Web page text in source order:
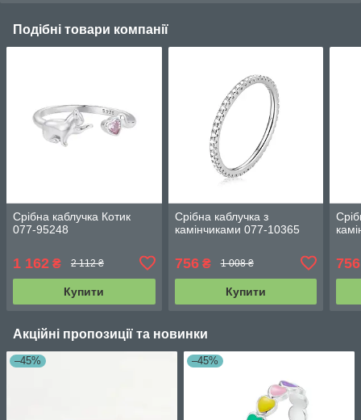
Подібні товари компанії
Срібна каблучка Котик
077-95248
1 162 ₴ 2 112 ₴
Купити
Срібна каблучка з
камінчиками 077-10365
756₴ 1 008 ₴
Купити
756
Акційні пропозиції та новинки
–45% –45%